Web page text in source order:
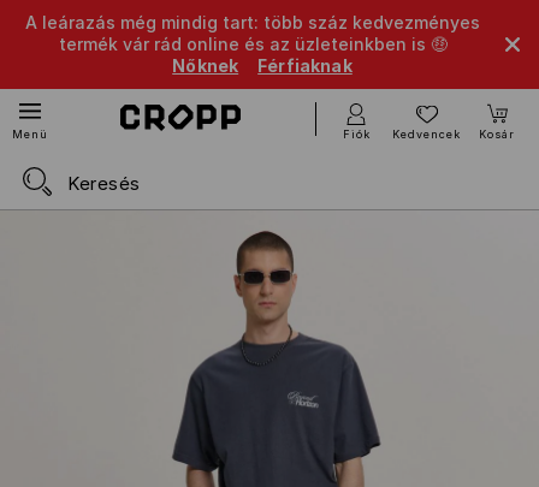
A leárazás még mindig tart: több száz kedvezményes
termék vár rád online és az üzleteinkben is 🤑
Nőknek
Férfiaknak
Menü Fiók Kedvencek Kosár